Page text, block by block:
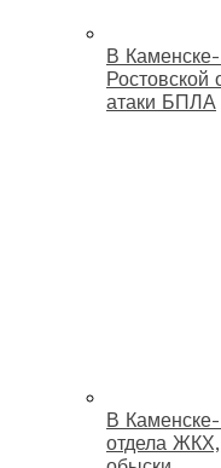
В
Ростовской
атаки БПЛА
В
отдела